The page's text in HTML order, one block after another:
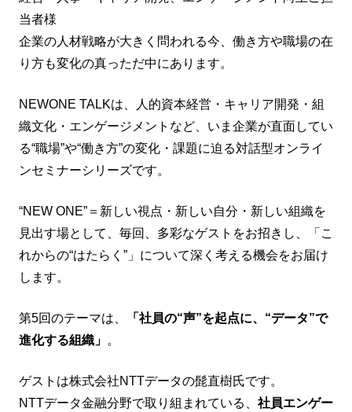
当者様
企業の人材戦略が大きく問われる今、働き方や職場の在
り方も変化の真っただ中にあります。
NEWONE TALKは、人的資本経営・キャリア開発・組
織文化・エンゲージメントなど、いま企業が直面してい
る“職場”や“働き方”の変化・課題に迫る対話型オンライ
ンセミナーシリーズです。
“NEW ONE”＝新しい視点・新しい自分・新しい組織を
見出す場として、毎回、多彩なゲストをお招きし、「こ
れからの“はたらく”」について深く考える機会をお届け
します。
第5回のテーマは、
「社員の“声”を起点に、“データ”で
進化する組織」 。
ゲストは株式会社NTTデータの髭直樹氏です。
NTTデータ金融分野で取り組まれている、 社員エンゲー